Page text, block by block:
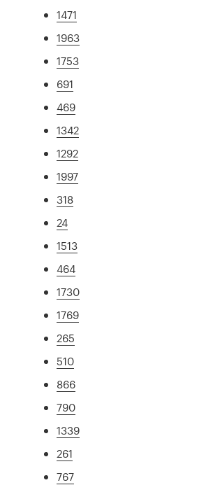
1471
1963
1753
691
469
1342
1292
1997
318
24
1513
464
1730
1769
265
510
866
790
1339
261
767